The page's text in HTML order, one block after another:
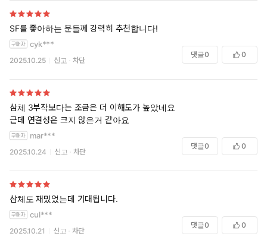
SF를 좋아하는 분들께 강력히 추천합니다!
cyk***
2025.10.25 신고 차단
댓글0 0
삼체 3부작보다는 조금은 더 이해도가 높았네요
근데 연결성은 크지 않은거 같아요
mar***
2025.10.24 신고 차단
댓글0 0
삼체도 재밌었는데 기대됩니다.
cul***
2025.10.21 신고 차단
댓글0 0